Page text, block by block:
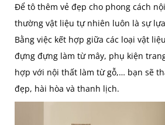
Để tô thêm vẻ đẹp cho phong cách
thường vật liệu tự nhiên luôn là sự
Bằng việc kết hợp giữa các loại vật
đựng đựng làm từ mây, phụ kiện
hợp với nội thất làm từ gỗ,… bạn sẽ
đẹp, hài hòa và thanh lịch.